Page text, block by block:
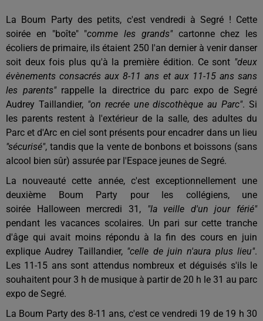
La Boum Party des petits, c'est vendredi à Segré ! Cette
soirée en "boîte" "comme les grands"cartonne chez les
écoliers de primaire, ils étaient 250 l'an dernier à venir danser
soit deux fois plus qu'à la première édition. Ce sont "deux
évènements consacrés aux 8-11 ans et aux 11-15 ans sans
les parents"rappelle la directrice du parc expo de Segré
Audrey Taillandier, "on recrée une discothèque au Parc". Si
les parents restent à l'extérieur de la salle, des adultes du
Parc et d'Arc en ciel sont présents pour encadrer dans un lieu
"sécurisé", tandis que la vente de bonbons et boissons (sans
alcool bien sûr) assurée par l'Espace jeunes de Segré.
La nouveauté cette année, c'est exceptionnellement une
deuxième Boum Party pour les collégiens, une
soirée Halloween mercredi 31, "la veille d'un jour férié"
pendant les vacances scolaires. Un pari sur cette tranche
d'âge qui avait moins répondu à la fin des cours en juin
explique Audrey Taillandier, "celle de juin n'aura plus lieu".
Les 11-15 ans sont attendus nombreux et déguisés s'ils le
souhaitent pour 3 h de musique à partir de 20 h le 31 au parc
expo de Segré.
La Boum Party des 8-11 ans, c'est ce vendredi 19 de 19 h 30